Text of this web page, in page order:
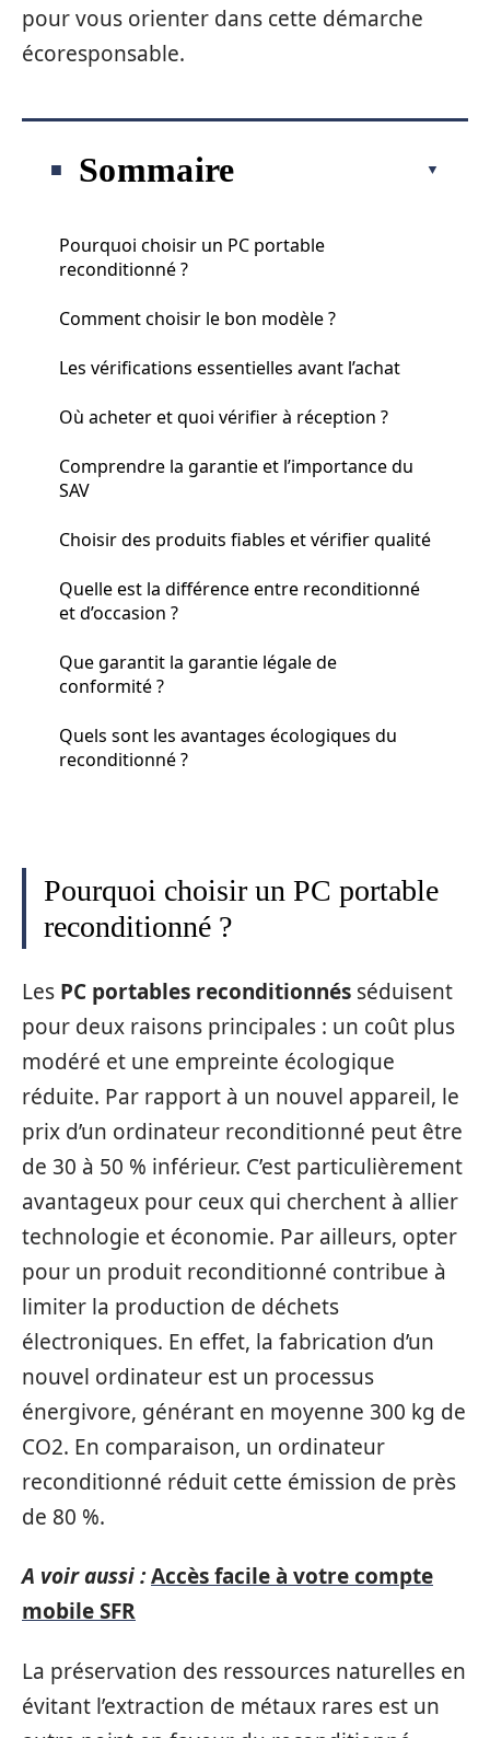
pour vous orienter dans cette démarche
écoresponsable.
Sommaire
Pourquoi choisir un PC portable
reconditionné ?
Comment choisir le bon modèle ?
Les vérifications essentielles avant l’achat
Où acheter et quoi vérifier à réception ?
Comprendre la garantie et l’importance du
SAV
Choisir des produits fiables et vérifier qualité
Quelle est la différence entre reconditionné
et d’occasion ?
Que garantit la garantie légale de
conformité ?
Quels sont les avantages écologiques du
reconditionné ?
Pourquoi choisir un PC portable
reconditionné ?
Les PC portables reconditionnés séduisent
pour deux raisons principales : un coût plus
modéré et une empreinte écologique
réduite. Par rapport à un nouvel appareil, le
prix d’un ordinateur reconditionné peut être
de 30 à 50 % inférieur. C’est particulièrement
avantageux pour ceux qui cherchent à allier
technologie et économie. Par ailleurs, opter
pour un produit reconditionné contribue à
limiter la production de déchets
électroniques. En effet, la fabrication d’un
nouvel ordinateur est un processus
énergivore, générant en moyenne 300 kg de
CO2. En comparaison, un ordinateur
reconditionné réduit cette émission de près
de 80 %.
A voir aussi :Accès facile à votre compte
mobile SFR
La préservation des ressources naturelles en
évitant l’extraction de métaux rares est un